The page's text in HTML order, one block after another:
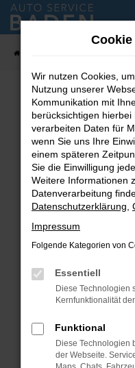
Zum
Hauptinhalt
Fehler:
Beim Laden ist ein
Hier sind ein paar
Überprüfe deine
Laden andere
Suchmaschine?
Prüfe deine
können das
verhindern.
Fenster?
Starte dein
Das kann
Wir nutzen Cookies,
Nutzung unserer
Kommunikation mit
berücksichtigen
verarbeiten Daten für
wenn Sie uns Ihre
einem späteren
Sie die Einwilligung
Weitere Informationen
Datenverarbeitung
Datenschutzerklärung
Impressum
Folgende Kategorien von
Essentiell
Diese Technologien
Kernfunktionalität
Funktional
Diese Technologien
der Webseite.